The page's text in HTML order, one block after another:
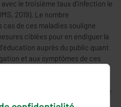
le troisième taux d'infection le
Le nombre
de ces maladies souligne
ciblées pour en endiguer la
auprès du public quant
et aux symptômes de ces
par des moustiquaires
Toutefois, en raison de la
du financement limité de la santé
être mises en œuvre de